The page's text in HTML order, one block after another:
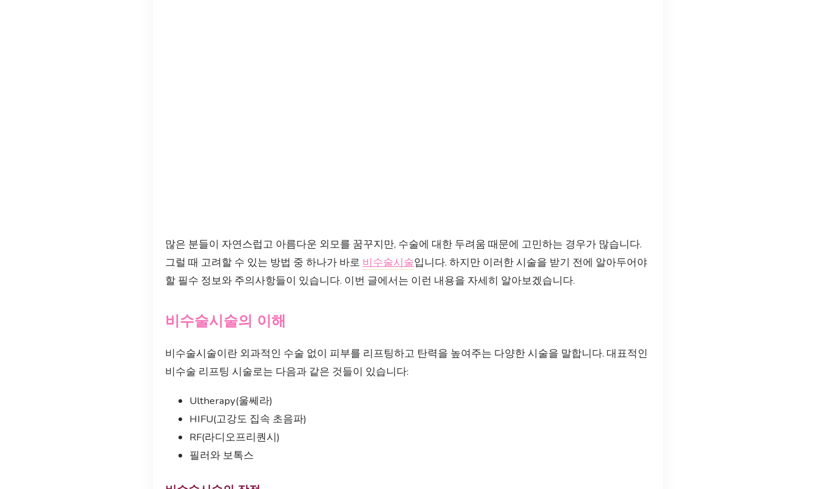
많은 분들이 자연스럽고 아름다운 외모를 꿈꾸지만, 수술에 대한 두려움 때문에 고민하는 경우가 많습니다.
그럴 때 고려할 수 있는 방법 중 하나가 바로 비수술시술입니다. 하지만 이러한 시술을 받기 전에 알아두어야
할 필수 정보와 주의사항들이 있습니다. 이번 글에서는 이런 내용을 자세히 알아보겠습니다.
비수술시술의 이해
비수술시술이란 외과적인 수술 없이 피부를 리프팅하고 탄력을 높여주는 다양한 시술을 말합니다. 대표적인
비수술 리프팅 시술로는 다음과 같은 것들이 있습니다:
Ultherapy(울쎄라)
HIFU(고강도 집속 초음파)
RF(라디오프리퀀시)
필러와 보톡스